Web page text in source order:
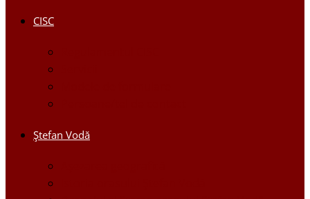
CISC
Ştefan Vodă